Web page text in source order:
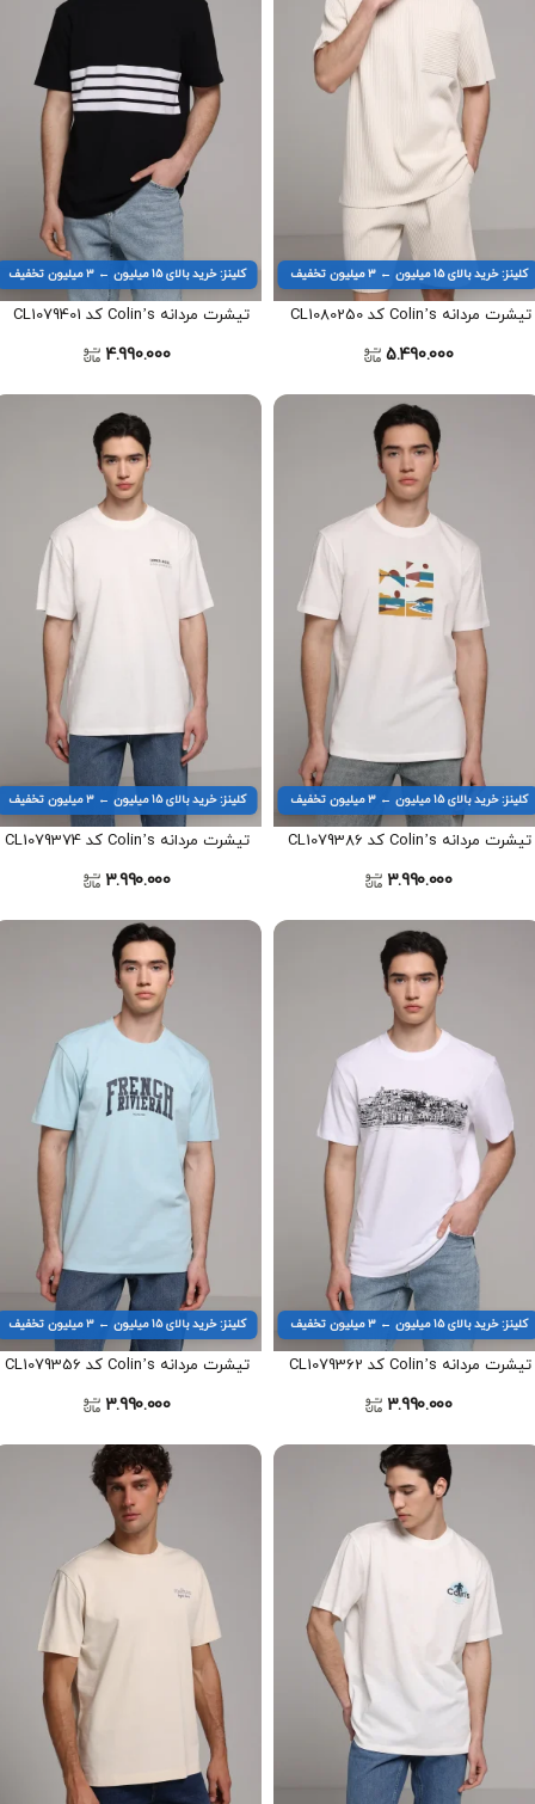
کلینز: خرید بالای ۱۵ میلیون ← ۳ میلیون تخفیف
تیشرت مردانه Colin’s کد CL1080250
5.490.000
کلینز: خرید بالای ۱۵ میلیون ← ۳ میلیون تخفیف
تیشرت مردانه Colin’s کد CL1079401
4.990.000
کلینز: خرید بالای ۱۵ میلیون ← ۳ میلیون تخفیف
تیشرت مردانه Colin’s کد CL1079386
3.990.000
کلینز: خرید بالای ۱۵ میلیون ← ۳ میلیون تخفیف
تیشرت مردانه Colin’s کد CL1079374
3.990.000
کلینز: خرید بالای ۱۵ میلیون ← ۳ میلیون تخفیف
تیشرت مردانه Colin’s کد CL1079362
3.990.000
کلینز: خرید بالای ۱۵ میلیون ← ۳ میلیون تخفیف
تیشرت مردانه Colin’s کد CL1079356
3.990.000